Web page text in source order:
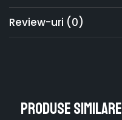
Review-uri (0)
Produse similare